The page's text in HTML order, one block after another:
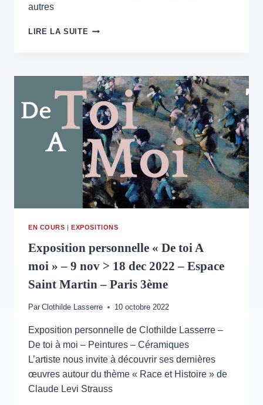
autres
LIRE LA SUITE EXPOSITION
–
11
JANV
>
24
FEV
2023
–
LA
CLEF
–
SAINT-
EN-
EN COURS |EXPOSITIONS
Exposition personnelle « De toi A
moi » – 9 nov > 18 dec 2022 – Espace
Saint Martin – Paris 3ème
Par Clothilde Lasserre 10 octobre 2022
Exposition personnelle de Clothilde Lasserre –
De toi à moi – Peintures – Céramiques
L’artiste nous invite à découvrir ses dernières
œuvres autour du thème « Race et Histoire » de
Claude Levi Strauss